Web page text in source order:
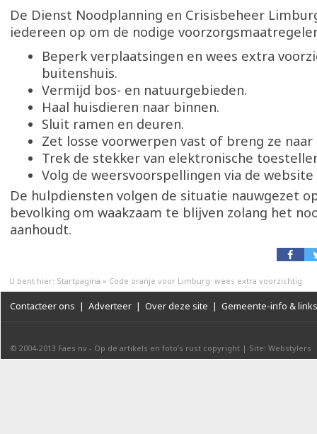
De Dienst Noodplanning en Crisisbeheer
iedereen op om de nodige
Beperk verplaatsingen en wees extra
buitenshuis.
Vermijd bos- en natuurgebieden.
Haal huisdieren naar binnen.
Sluit ramen en deuren.
Zet losse voorwerpen vast of breng ze
Trek de stekker van elektronische
Volg de weersvoorspellingen via de
De hulpdiensten volgen de situatie nauwgezet
bevolking om waakzaam te blijven zolang het
aanhoudt.
U bent hier: Startpagina » Code oranje voor Limburg: wees extra voorzichtig
Contacteer ons | Adverteer | Over deze site | Gemeente-info & links
© 2004-2013 Faes nv - Op de artikels en foto’s rust copyright | Site: Webstylers